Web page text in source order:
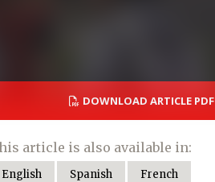
DOWNLOAD ARTICLE PDF
article is also available in:
English Spanish French